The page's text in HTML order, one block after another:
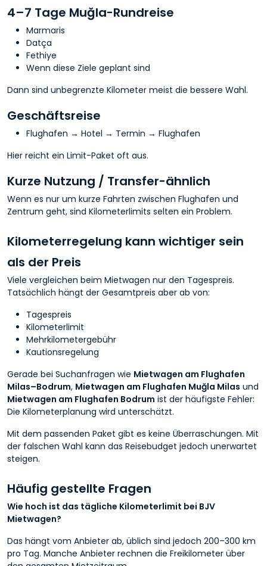
4–7 Tage Muğla-Rundreise
Marmaris
Datça
Fethiye
Wenn diese Ziele geplant sind
Dann sind unbegrenzte Kilometer meist die bessere Wahl.
Geschäftsreise
Flughafen → Hotel → Termin → Flughafen
Hier reicht ein Limit-Paket oft aus.
Kurze Nutzung / Transfer-ähnlich
Wenn es nur um kurze Fahrten zwischen Flughafen und
Zentrum geht, sind Kilometerlimits selten ein Problem.
Kilometerregelung kann wichtiger sein
als der Preis
Viele vergleichen beim Mietwagen nur den Tagespreis.
Tatsächlich hängt der Gesamtpreis aber ab von:
Tagespreis
Kilometerlimit
Mehrkilometergebühr
Kautionsregelung
Gerade bei Suchanfragen wie Mietwagen am Flughafen
Milas–Bodrum, Mietwagen am Flughafen Muğla Milas und
Mietwagen am Flughafen Bodrum ist der häufigste Fehler:
Die Kilometerplanung wird unterschätzt.
Mit dem passenden Paket gibt es keine Überraschungen. Mit
der falschen Wahl kann das Reisebudget jedoch unerwartet
steigen.
Häufig gestellte Fragen
Wie hoch ist das tägliche Kilometerlimit bei BJV
Mietwagen?
Das hängt vom Anbieter ab, üblich sind jedoch 200–300 km
pro Tag. Manche Anbieter rechnen die Freikilometer über